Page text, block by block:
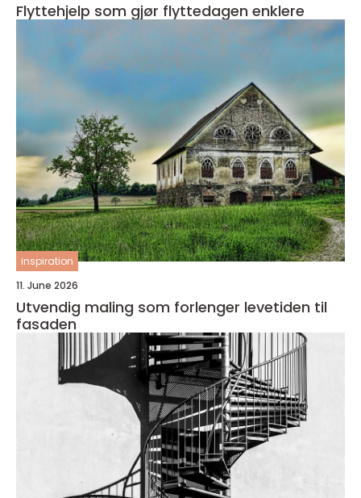
Flyttehjelp som gjør flyttedagen enklere
inspiration
11. June 2026
Utvendig maling som forlenger levetiden til
fasaden